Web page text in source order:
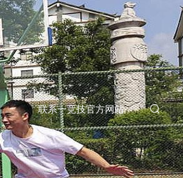
联系一竞技官方网站